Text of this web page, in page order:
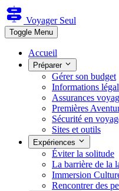
Voyager Seul
Toggle Menu
Accueil
Préparer
Gérer son budget
Informations
Assurances
Premières
Sécurité en
Sites et outils
Expériences
Éviter la solitude
La barrière de la
Immersion
Rencontrer des